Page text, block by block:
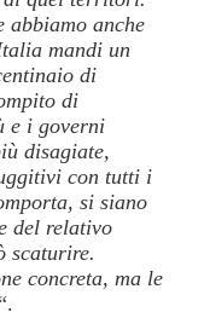
abbiamo anche
mandi un
di
di
e i governi
disagiate,
con tutti i
si siano
del relativo
scaturire.
concreta, ma le
“.